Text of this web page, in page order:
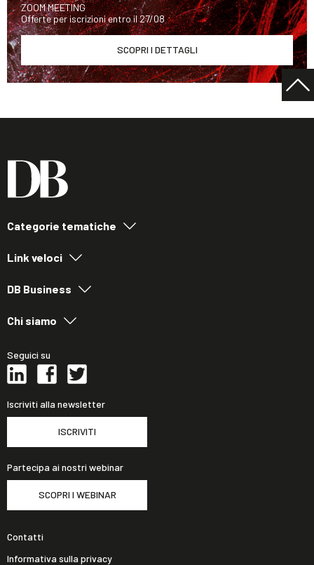
ZOOM MEETING
Offerte per iscrizioni entro il 27/08
SCOPRI I DETTAGLI
Categorie tematiche
Link veloci
DB Business
Chi siamo
Seguici su
Iscriviti alla newsletter
ISCRIVITI
Partecipa ai nostri webinar
SCOPRI I WEBINAR
Contatti
Informativa sulla privacy